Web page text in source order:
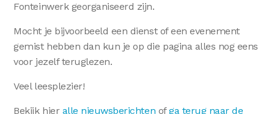
Fonteinwerk georganiseerd zijn.
Mocht je bijvoorbeeld een dienst of een evenement
gemist hebben dan kun je op die pagina alles nog eens
voor jezelf teruglezen.
Veel leesplezier!
Bekijk hier alle nieuwsberichten ofga terug naar de